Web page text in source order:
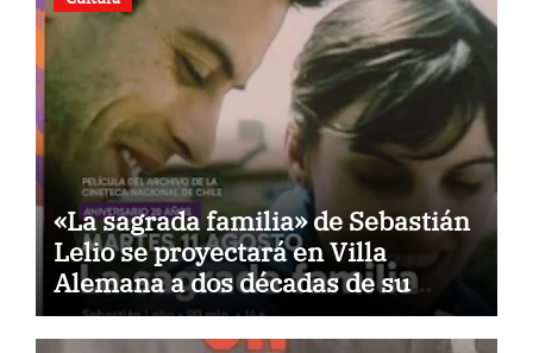
«La sagrada familia» de Sebastián
Lelio se proyectará en Villa
Alemana a dos décadas de su
estreno